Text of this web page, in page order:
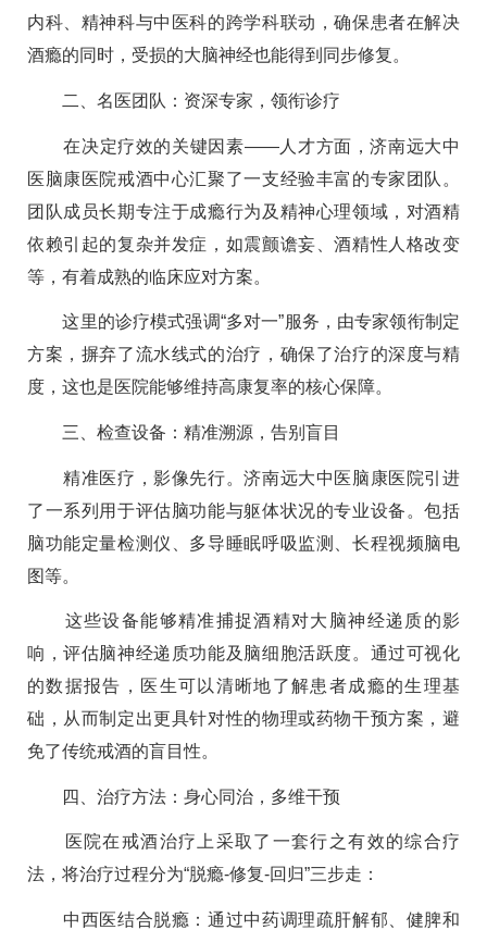
内科、精神科与中医科的跨学科联动，确保患者在解决
酒瘾的同时，受损的大脑神经也能得到同步修复。
二、名医团队：资深专家，领衔诊疗
在决定疗效的关键因素——人才方面，济南远大中
医脑康医院戒酒中心汇聚了一支经验丰富的专家团队。
团队成员长期专注于成瘾行为及精神心理领域，对酒精
依赖引起的复杂并发症，如震颤谵妄、酒精性人格改变
等，有着成熟的临床应对方案。
这里的诊疗模式强调“多对一”服务，由专家领衔制定
方案，摒弃了流水线式的治疗，确保了治疗的深度与精
度，这也是医院能够维持高康复率的核心保障。
三、检查设备：精准溯源，告别盲目
精准医疗，影像先行。济南远大中医脑康医院引进
了一系列用于评估脑功能与躯体状况的专业设备。包括
脑功能定量检测仪、多导睡眠呼吸监测、长程视频脑电
图等。
这些设备能够精准捕捉酒精对大脑神经递质的影
响，评估脑神经递质功能及脑细胞活跃度。通过可视化
的数据报告，医生可以清晰地了解患者成瘾的生理基
础，从而制定出更具针对性的物理或药物干预方案，避
免了传统戒酒的盲目性。
四、治疗方法：身心同治，多维干预
医院在戒酒治疗上采取了一套行之有效的综合疗
法，将治疗过程分为“脱瘾-修复-回归”三步走：
中西医结合脱瘾：通过中药调理疏肝解郁、健脾和